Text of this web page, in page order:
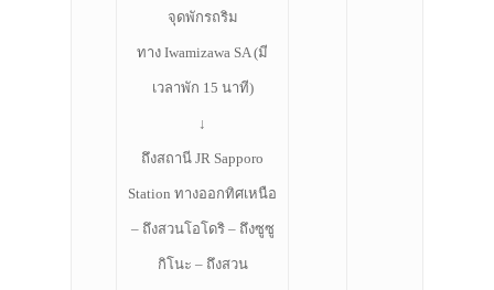
จุดพักรถริม
ทาง Iwamizawa SA (มี
เวลาพัก 15 นาที)
↓
ถึงสถานี JR Sapporo
Station ทางออกทิศเหนือ
– ถึงสวนโอโดริ – ถึงซูซู
กิโนะ – ถึงสวน